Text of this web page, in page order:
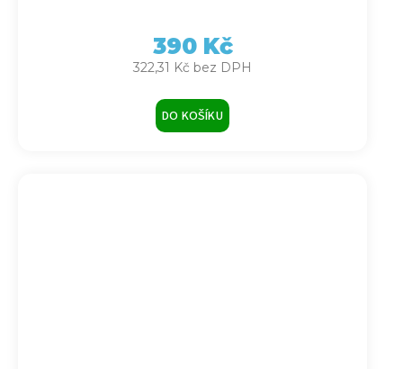
322,31 Kč bez DPH
390 Kč
DO KOŠÍKU